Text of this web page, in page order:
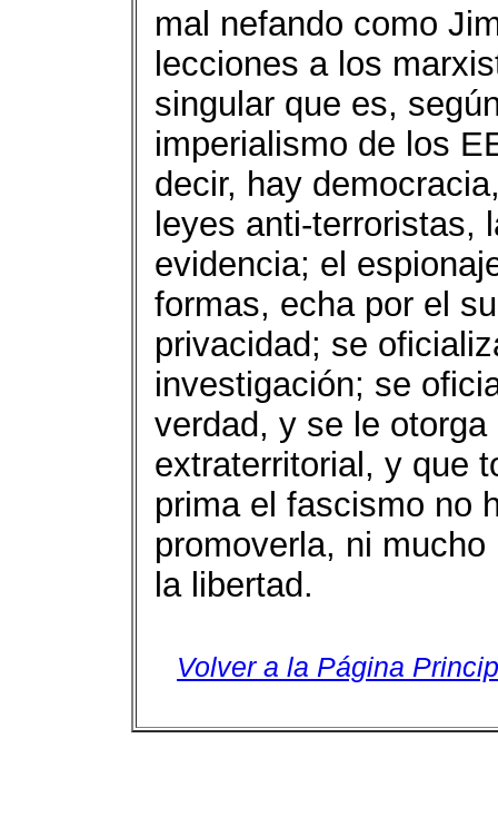
mal nefando como
lecciones a los
singular que es,
imperialismo de los
decir, hay
leyes anti-terroristas,
evidencia; el
formas, echa por el
privacidad; se
investigación; se
verdad, y se le
extraterritorial, y que
prima el fascismo no
promoverla, ni
la libertad.
Volver a la Página